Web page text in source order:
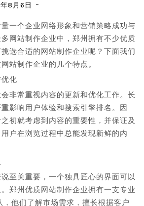
8月6日
一个企业网络形象和营销策略成功与
网站制作企业中，郑州拥有不少优质
选合适的网站制作企业呢？下面我们
站制作企业的几个特点。
化
非常重视内容的更新和优化工作。长
影响用户体验和搜索引擎排名。因
初就考虑到内容的重要性，并保证及
户在浏览过程中总能发现新鲜的内
至关重要，一个独具匠心的界面可以
郑州优质网站制作企业拥有一支专业
他们了解市场需求，擅长根据客户